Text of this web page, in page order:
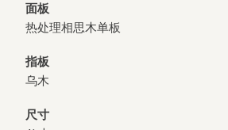
面板
热处理相思木单板
指板
乌木
尺寸